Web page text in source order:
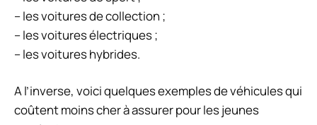
– les voitures de collection ;
– les voitures électriques ;
– les voitures hybrides.
A l’inverse, voici quelques exemples de véhicules qui
coûtent moins cher à assurer pour les jeunes